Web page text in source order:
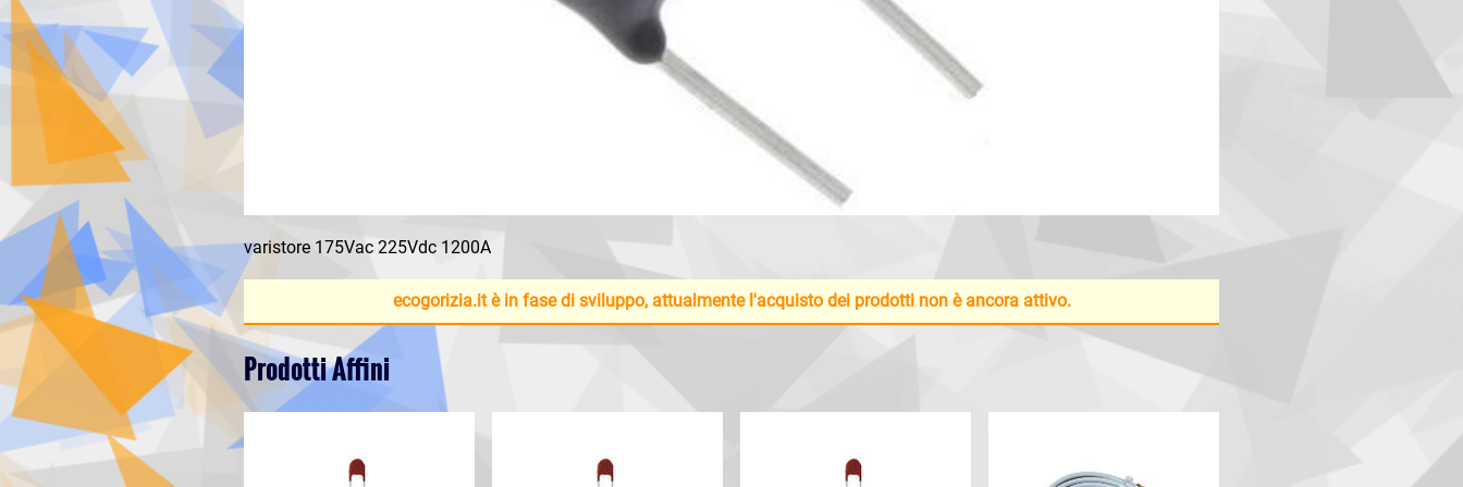
varistore 175Vac 225Vdc 1200A
ecogorizia.it è in fase di sviluppo, attualmente l'acquisto dei prodotti non è ancora attivo.
Prodotti Affini